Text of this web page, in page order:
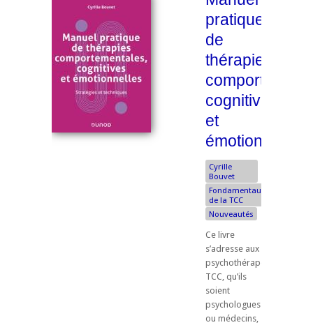
pratique
de
thérapies
cognitives
et
émotionnelles
Cyrille
Bouvet
Fondamentaux
de la TCC
Nouveautés
Ce livre
s’adresse aux
psychothérapeutes
TCC, qu’ils
soient
psychologues
ou médecins,